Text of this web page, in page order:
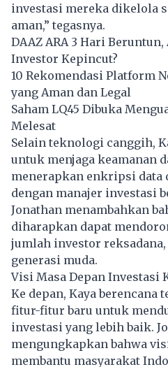
investasi mereka dikelola
aman,” tegasnya.
DAAZ ARA 3 Hari
Investor Kepincut?
10 Rekomendasi Platform
yang Aman dan Legal
Saham LQ45 Dibuka
Melesat
Selain teknologi canggih,
untuk menjaga keamanan
menerapkan enkripsi data
dengan manajer investasi
Jonathan menambahkan
diharapkan dapat
jumlah investor
generasi muda.
Visi Masa Depan Investasi
Ke depan, Kaya berencana
fitur-fitur baru untuk
investasi yang lebih baik.
mengungkapkan bahwa
membantu masyarakat